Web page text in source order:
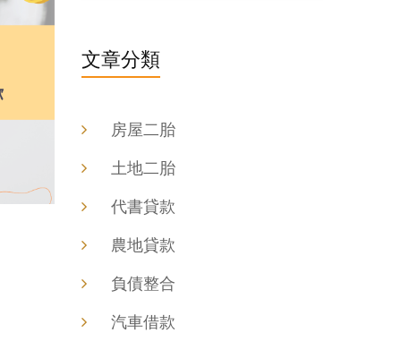
文章分類
房屋二胎
土地二胎
代書貸款
農地貸款
負債整合
汽車借款